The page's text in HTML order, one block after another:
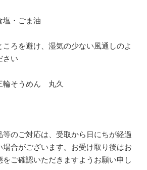
塩・ごま油
ろを避け、湿気の少ない風通しのよ
さい
そうめん 丸久
等のご対応は、受取から日にちが経過
合がございます。お受け取り後はお
ご確認いただきますようお願い申し